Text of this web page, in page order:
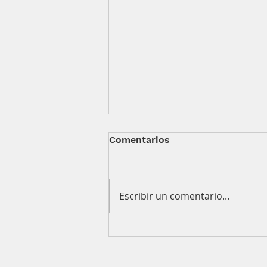
Comentarios
Escribir un comentario...